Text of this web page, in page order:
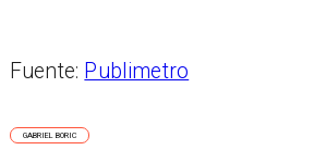
Fuente: Publimetro
GABRIEL BORIC